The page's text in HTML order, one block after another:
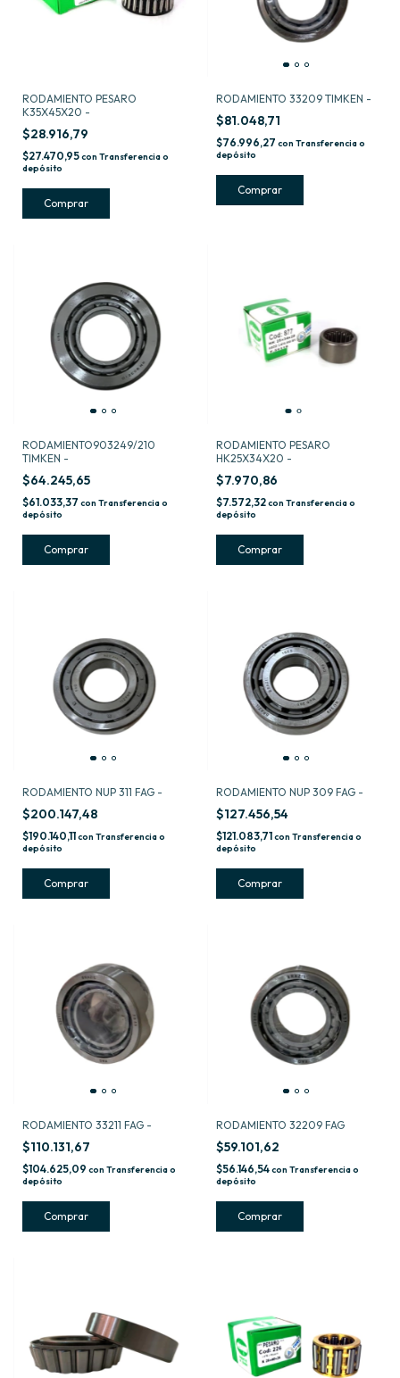
RODAMIENTO PESARO
K35X45X20 -
$28.916,79
$27.470,95con Transferencia o
depósito
RODAMIENTO 33209 TIMKEN -
$81.048,71
$76.996,27 con Transferencia o
depósito
RODAMIENTO903249/210
TIMKEN -
$64.245,65
$61.033,37 con Transferencia o
depósito
RODAMIENTO PESARO
HK25X34X20 -
$7.970,86
$7.572,32con Transferencia o
depósito
RODAMIENTO NUP 311 FAG -
$200.147,48
$190.140,11con Transferencia o
depósito
RODAMIENTO NUP 309 FAG -
$127.456,54
$121.083,71con Transferencia o
depósito
RODAMIENTO 33211 FAG -
$110.131,67
$104.625,09 con Transferencia o
depósito
RODAMIENTO 32209 FAG
$59.101,62
$56.146,54con Transferencia o
depósito